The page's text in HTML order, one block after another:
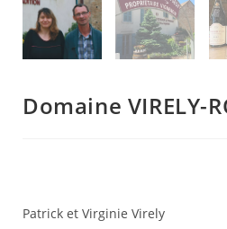
Domaine VIRELY-
Patrick et Virginie Virely